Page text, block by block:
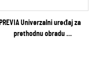
PREVIA Univerzalni uređaj za
prethodnu obradu